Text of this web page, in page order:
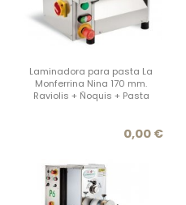
Laminadora para pasta La
Monferrina Nina 170 mm.
Raviolis + Ñoquis + Pasta
Precio
0,00 €